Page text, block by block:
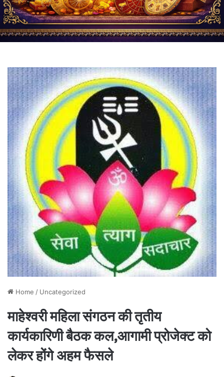
Home / Uncategorized
माहेश्वरी महिला संगठन की तृतीय
कार्यकारिणी बैठक कल,आगामी प्रोजेक्ट को
लेकर होंगे अहम फैसले